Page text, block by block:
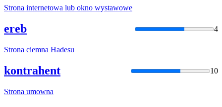
Strona internetowa lub okno wystawowe
ereb 4
Strona ciemna Hadesu
kontrahent 10
Strona umowna